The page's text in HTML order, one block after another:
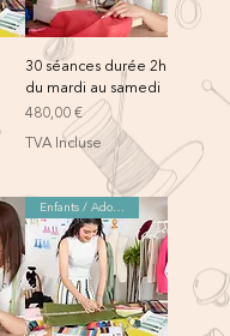
30 séances durée 2h
du mardi au samedi
Prix
480,00 €
TVA Incluse
Enfants / Adolescents